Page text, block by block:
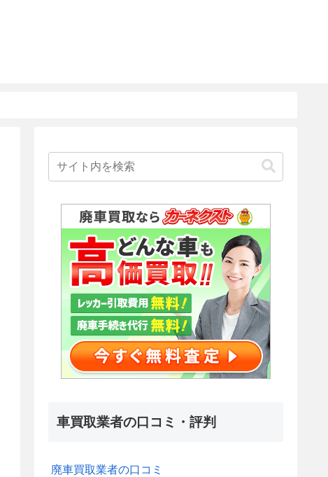
車買取業者の口コミ・評判
廃車買取業者の口コミ